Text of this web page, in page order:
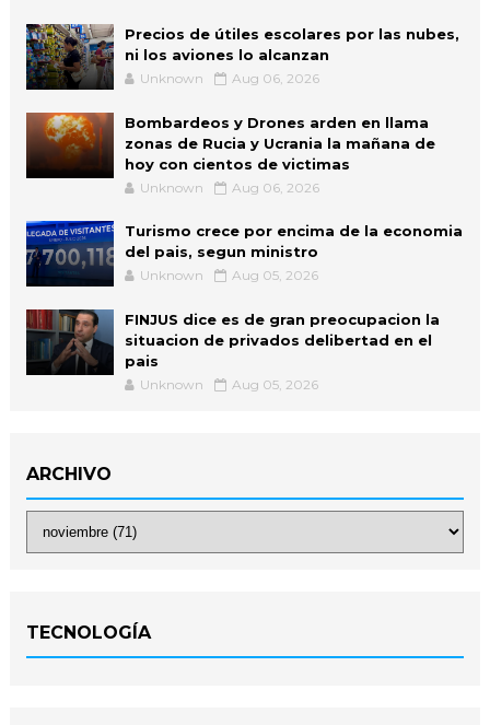
Precios de útiles escolares por las nubes,
ni los aviones lo alcanzan
Unknown Aug 06, 2026
Bombardeos y Drones arden en llama
zonas de Rucia y Ucrania la mañana de
hoy con cientos de victimas
Unknown Aug 06, 2026
Turismo crece por encima de la economia
del pais, segun ministro
Unknown Aug 05, 2026
FINJUS dice es de gran preocupacion la
situacion de privados delibertad en el
pais
Unknown Aug 05, 2026
ARCHIVO
TECNOLOGÍA